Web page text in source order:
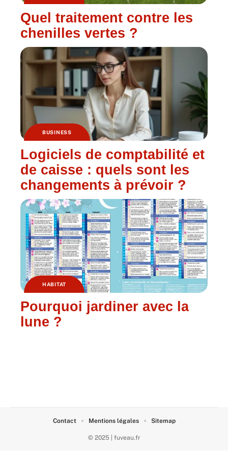
Quel traitement contre les
chenilles vertes ?
BUSINESS
Logiciels de comptabilité et
de caisse : quels sont les
changements à prévoir ?
HABITAT
Pourquoi jardiner avec la
lune ?
© 2025 | fuveau.fr
Contact Mentions légales Sitemap